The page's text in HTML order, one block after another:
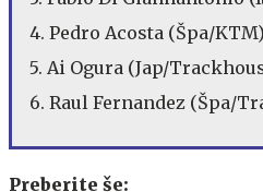
4. Pedro Acosta (Špa/
5. Ai Ogura (Jap/
6. Raul Fernandez (Špa/
Preberite še: